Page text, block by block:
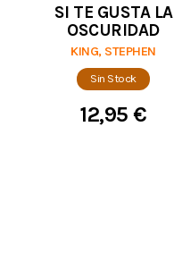
SI TE GUSTA LA
OSCURIDAD
KING, STEPHEN
Sin Stock
12,95 €